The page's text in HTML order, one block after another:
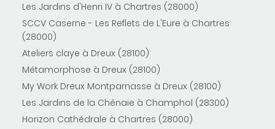
Les Jardins d'Henri IV à Chartres (28000)
SCCV Caserne - Les Reflets de L'Eure à Chartres
(28000)
Ateliers claye à Dreux (28100)
Métamorphose à Dreux (28100)
My Work Dreux Montparnasse à Dreux (28100)
Les Jardins de la Chênaie à Champhol (28300)
Horizon Cathédrale à Chartres (28000)